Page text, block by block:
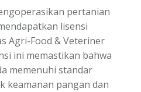
pertanian
lisensi
Agri-Food & Veteriner
ini memastikan bahwa
memenuhi standar
keamanan pangan dan